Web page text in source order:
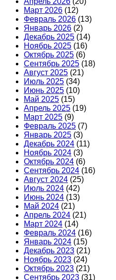
Март 2026 (12)
Февраль 2026 (13)
Январь 2026 (2)
Декабрь 2025 (14)
Ноябрь 2025 (16)
Октябрь 2025 (6)
Сентябрь 2025 (18)
Август 2025 (21)
Июль 2025 (34)
Июнь 2025 (10)
Май 2025 (15)
Апрель 2025 (19)
Март 2025 (9)
Февраль 2025 (7)
Январь 2025 (3)
Декабрь 2024 (11)
Ноябрь 2024 (3)
Октябрь 2024 (6)
Сентябрь 2024 (16)
Август 2024 (25)
Июль 2024 (42)
Июнь 2024 (13)
Май 2024 (21)
Апрель 2024 (21)
Март 2024 (14)
Февраль 2024 (16)
Январь 2024 (15)
Декабрь 2023 (21)
Ноябрь 2023 (24)
Октябрь 2023 (21)
Сентябрь 2023 (31)